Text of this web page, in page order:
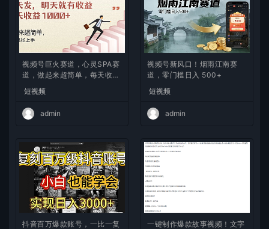
视频号巨火赛道，心灵SPA赛
道，做起来超简单，每天收益
800+
短视频
admin
视频号新风口！烟雨江南赛
道，零门槛日入 500+
短视频
admin
抖音百万爆款账号，一比一复
一键制作爆款故事视频！文字